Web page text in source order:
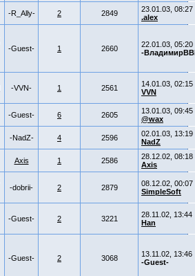
-R_Ally- 2 2849
23.01.03, 08:27
.alex
-Guest- 1 2660
22.01.03, 05:20
-
-VVN- 1 2561
14.01.03, 02:15
VVN
-Guest- 6 2605
13.01.03, 09:45
@wax
-NadZ- 4 2596
02.01.03, 13:19
NadZ
Axis 1 2586
28.12.02, 08:18
Axis
-dobrii- 2 2879
08.12.02, 00:07
SimpleSoft
-Guest- 2 3221
28.11.02, 13:44
Han
-Guest- 2 3068
13.11.02, 13:46
-Guest-